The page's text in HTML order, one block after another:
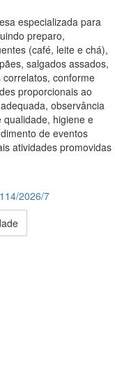
especializada para
preparo,
(café, leite e chá),
salgados assados,
conforme
proporcionais ao
observância
higiene e
de eventos
atividades promovidas
2026/7